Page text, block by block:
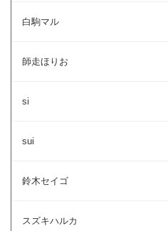
白駒マル
師走ほりお
si
sui
鈴木セイゴ
スズキハルカ